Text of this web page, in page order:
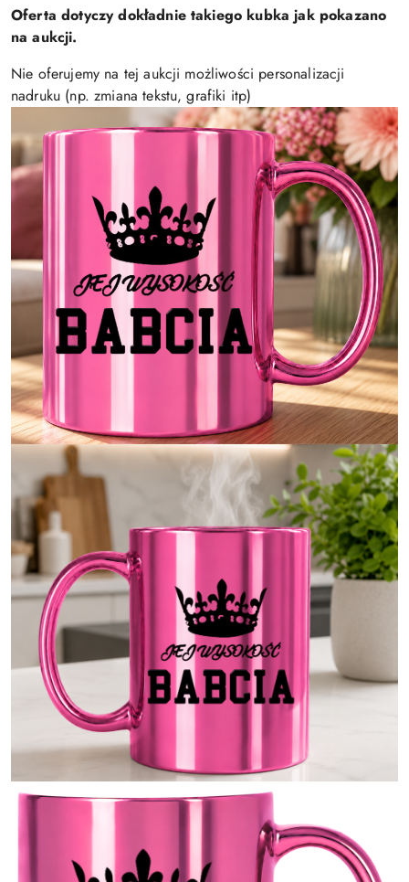
Oferta dotyczy dokładnie takiego kubka jak pokazano
na aukcji.
Nie oferujemy na tej aukcji możliwości personalizacji
nadruku (np. zmiana tekstu, grafiki itp)